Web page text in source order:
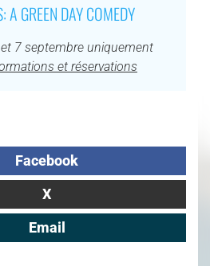
A GREEN DAY COMEDY
7 septembre uniquement
et réservations
Facebook
X
Email